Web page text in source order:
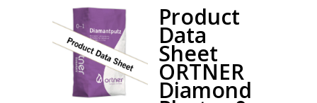
Product
Data
Sheet
ORTNER
Diamond